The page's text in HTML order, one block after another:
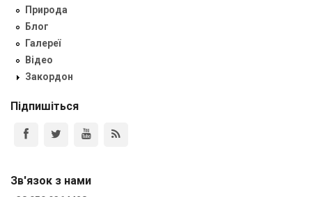
Природа
Блог
Галереї
Відео
Закордон
Підпишіться
Зв'язок з нами